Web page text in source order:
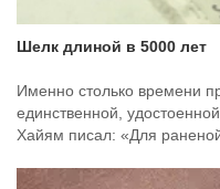
Шелк длиной в 5000 лет
Именно столько времени
единственной,
Хайям писал: «Для